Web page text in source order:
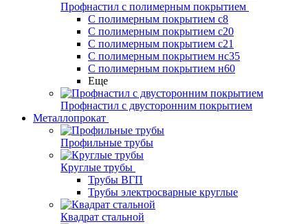
Профнастил с полимерным покрытием
С полимерным покрытием с8
С полимерным покрытием с20
С полимерным покрытием с21
С полимерным покрытием нс35
С полимерным покрытием н60
Еще
Профнастил с двусторонним покрытием
Металлопрокат
Профильные трубы
Круглые трубы
Трубы ВГП
Трубы электросварные круглые
Квадрат стальной